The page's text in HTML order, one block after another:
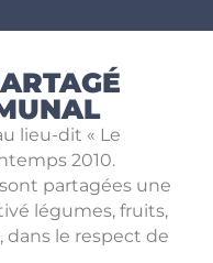
lieu-dit « Le
2010.
partagées une
légumes, fruits,
le respect de